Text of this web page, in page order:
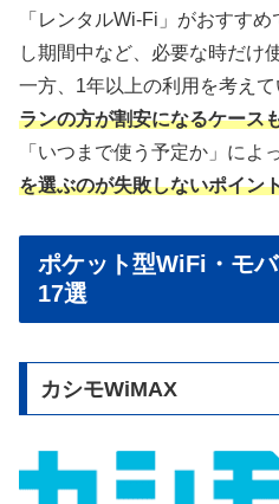
「レンタルWi-Fi」がおすす
し期間中など、必要な時だけ
一方、1年以上の利用を考えて
ランの方が割安になるケース
「いつまで使う予定か」によ
を選ぶのが失敗しないポイン
ポケット型WiFi・モ
17選
カシモWiMAX